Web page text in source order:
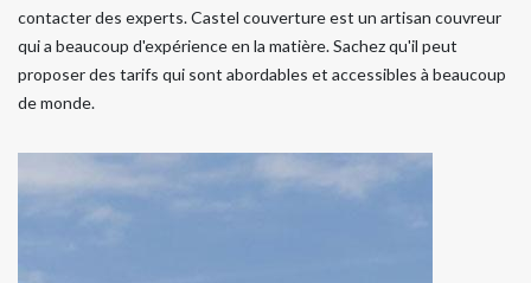
contacter des experts. Castel couverture est un artisan couvreur
qui a beaucoup d'expérience en la matière. Sachez qu'il peut
proposer des tarifs qui sont abordables et accessibles à beaucoup
de monde.